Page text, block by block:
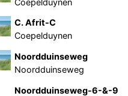
C. Afrit-C
Coepelduynen
Noordduinseweg
Noordduinseweg
Noordduinseweg-6-&-9